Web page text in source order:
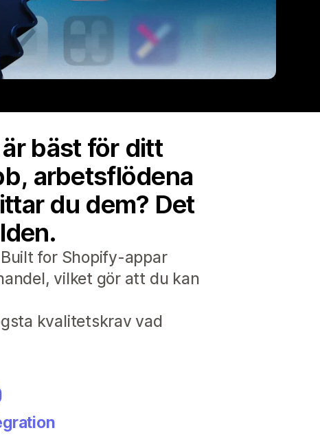
bäst för ditt
arbetsflödena
du dem? Det
for Shopify-appar
vilket gör att du kan
kvalitetskrav vad